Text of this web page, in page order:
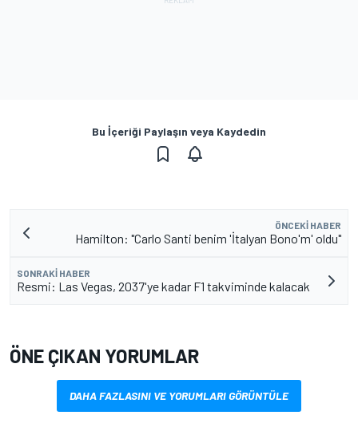
Bu İçeriği Paylaşın veya Kaydedin
ÖNCEKI HABER
Hamilton: "Carlo Santi benim 'İtalyan Bono'm' oldu"
SONRAKI HABER
Resmi: Las Vegas, 2037'ye kadar F1 takviminde kalacak
ÖNE ÇIKAN YORUMLAR
DAHA FAZLASINI VE YORUMLARI GÖRÜNTÜLE